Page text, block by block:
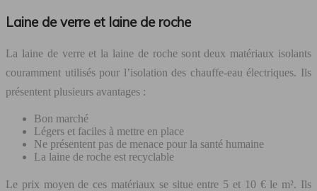
Laine de verre et laine de roche
La laine de verre et la laine de roche sont deux matériaux isolants
couramment utilisés pour l’isolation des chauffe-eau électriques. Ils
présentent plusieurs avantages :
Bon marché
Légers et faciles à mettre en place
Ne présentent pas de menace pour la santé humaine
La laine de roche est recyclable
Le prix moyen de ces matériaux se situe entre 5 et 10 € le m². Ils